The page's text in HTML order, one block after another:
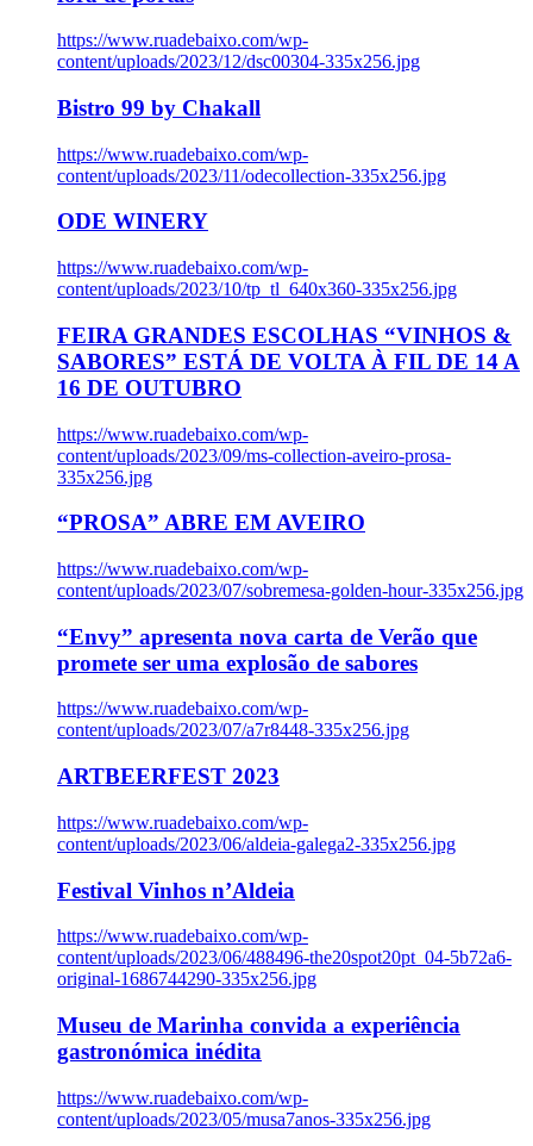
https://www.ruadebaixo.com/wp-
content/uploads/2023/12/dsc00304-335x256.jpg
Bistro 99 by Chakall
https://www.ruadebaixo.com/wp-
content/uploads/2023/11/odecollection-335x256.jpg
ODE WINERY
https://www.ruadebaixo.com/wp-
content/uploads/2023/10/tp_tl_640x360-335x256.jpg
FEIRA GRANDES ESCOLHAS “VINHOS &
SABORES” ESTÁ DE VOLTA À FIL DE 14 A
16 DE OUTUBRO
https://www.ruadebaixo.com/wp-
content/uploads/2023/09/ms-collection-aveiro-prosa-
335x256.jpg
“PROSA” ABRE EM AVEIRO
https://www.ruadebaixo.com/wp-
content/uploads/2023/07/sobremesa-golden-hour-335x256.jpg
“Envy” apresenta nova carta de Verão que
promete ser uma explosão de sabores
https://www.ruadebaixo.com/wp-
content/uploads/2023/07/a7r8448-335x256.jpg
ARTBEERFEST 2023
https://www.ruadebaixo.com/wp-
content/uploads/2023/06/aldeia-galega2-335x256.jpg
Festival Vinhos n’Aldeia
https://www.ruadebaixo.com/wp-
content/uploads/2023/06/488496-the20spot20pt_04-5b72a6-
original-1686744290-335x256.jpg
Museu de Marinha convida a experiência
gastronómica inédita
https://www.ruadebaixo.com/wp-
content/uploads/2023/05/musa7anos-335x256.jpg